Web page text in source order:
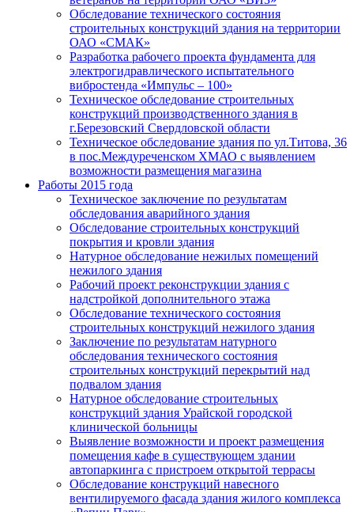
Обследование технического состояния
строительных конструкций здания на территории
ОАО «СМАК»
Разработка рабочего проекта фундамента для
электрогидравлического испытательного
вибростенда «Импульс – 100»
Техническое обследование строительных
конструкций производственного здания в
г.Березовский Свердловской области
Техническое обследование здания по ул.Титова, 36
в пос.Междуреченском ХМАО с выявлением
возможности размещения магазина
Работы 2015 года
Техническое заключение по результатам
обследования аварийного здания
Обследование строительных конструкций
покрытия и кровли здания
Натурное обследование нежилых помещений
нежилого здания
Рабочий проект реконструкции здания с
надстройкой дополнительного этажа
Обследование технического состояния
строительных конструкций нежилого здания
Заключение по результатам натурного
обследования технического состояния
строительных конструкций перекрытий над
подвалом здания
Натурное обследование строительных
конструкций здания Урайской городской
клинической больницы
Выявление возможности и проект размещения
помещения кафе в существующем здании
автопаркинга с пристроем открытой террасы
Обследование конструкций навесного
вентилируемого фасада здания жилого комплекса